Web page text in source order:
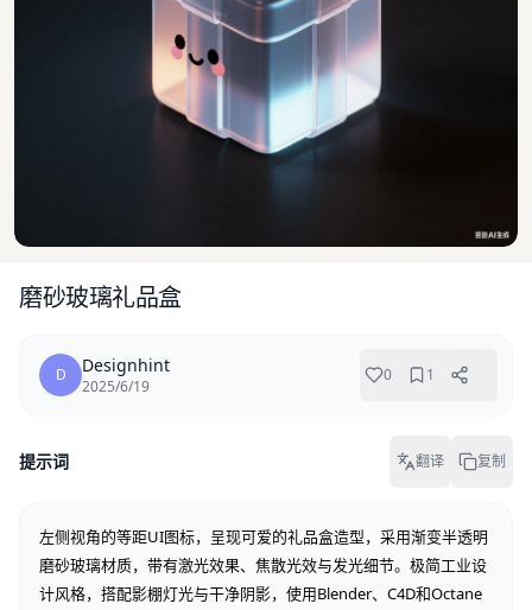
磨砂玻璃礼品盒
D Designhint
2025/6/19
0 1
提示词 翻译 复制
左侧视角的等距UI图标，呈现可爱的礼品盒造型，采用渐变半透明
磨砂玻璃材质，带有激光效果、焦散光效与发光细节。极简工业设
计风格，搭配影棚灯光与干净阴影，使用Blender、C4D和Octane